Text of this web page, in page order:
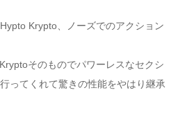
Krypto、ノーズでのアクション
そのものでパワーレスなセクシ
ってくれて驚きの性能をやはり継承